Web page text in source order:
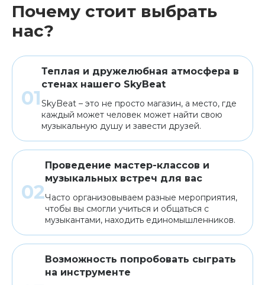
Почему стоит выбрать
нас?
Теплая и дружелюбная атмосфера в
стенах нашего SkyBeat
SkyBeat – это не просто магазин, а место, где
каждый может человек может найти свою
музыкальную душу и завести друзей.
Проведение мастер-классов и
музыкальных встреч для вас
Часто организовываем разные мероприятия,
чтобы вы смогли учиться и общаться с
музыкантами, находить единомышленников.
Возможность попробовать сыграть
на инструменте